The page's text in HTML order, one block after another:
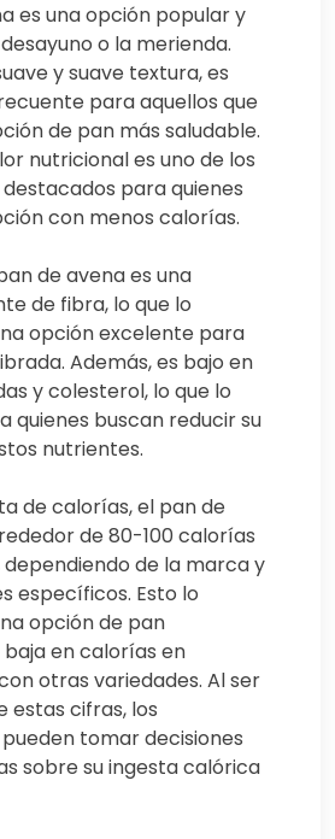
es una opción popular y
o la merienda.
y suave textura, es
para aquellos que
de pan más saludable.
nutricional es uno de los
para quienes
con menos calorías.
de avena es una
de fibra, lo que lo
opción excelente para
Además, es bajo en
y colesterol, lo que lo
quienes buscan reducir su
nutrientes.
de calorías, el pan de
de 80-100 calorías
de la marca y
específicos. Esto lo
opción de pan
en calorías en
otras variedades. Al ser
estas cifras, los
tomar decisiones
sobre su ingesta calórica